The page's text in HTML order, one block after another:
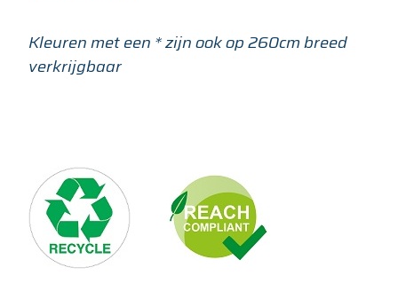
Kleuren met een * zijn ook op 260cm breed
verkrijgbaar